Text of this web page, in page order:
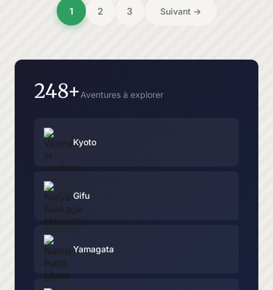
pagination
1 2 3 Suivant →
248+ Aventures à explorer
Kyoto
Gifu
Yamagata